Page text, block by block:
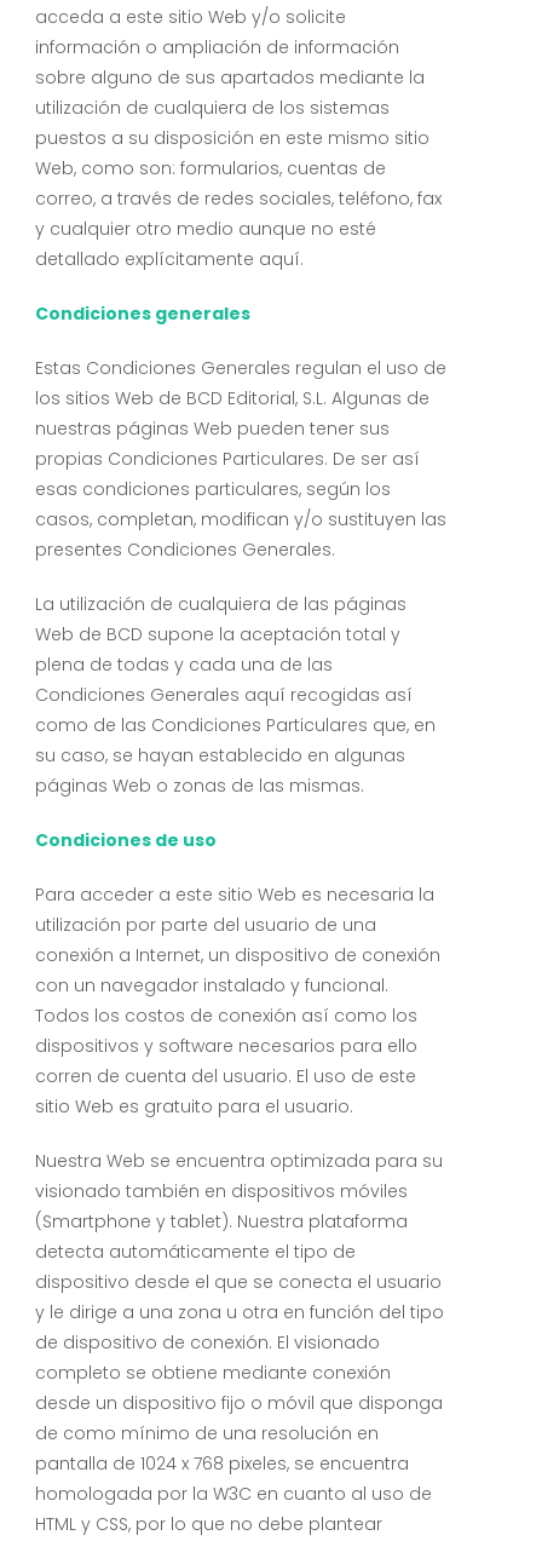
acceda a este sitio Web y/o solicite
información o ampliación de información
sobre alguno de sus apartados mediante la
utilización de cualquiera de los sistemas
puestos a su disposición en este mismo sitio
Web, como son: formularios, cuentas de
correo, a través de redes sociales, teléfono, fax
y cualquier otro medio aunque no esté
detallado explícitamente aquí.
Condiciones generales
Estas Condiciones Generales regulan el uso de
los sitios Web de BCD Editorial, S.L. Algunas de
nuestras páginas Web pueden tener sus
propias Condiciones Particulares. De ser así
esas condiciones particulares, según los
casos, completan, modifican y/o sustituyen las
presentes Condiciones Generales.
La utilización de cualquiera de las páginas
Web de BCD supone la aceptación total y
plena de todas y cada una de las
Condiciones Generales aquí recogidas así
como de las Condiciones Particulares que, en
su caso, se hayan establecido en algunas
páginas Web o zonas de las mismas.
Condiciones de uso
Para acceder a este sitio Web es necesaria la
utilización por parte del usuario de una
conexión a Internet, un dispositivo de conexión
con un navegador instalado y funcional.
Todos los costos de conexión así como los
dispositivos y software necesarios para ello
corren de cuenta del usuario. El uso de este
sitio Web es gratuito para el usuario.
Nuestra Web se encuentra optimizada para su
visionado también en dispositivos móviles
(Smartphone y tablet). Nuestra plataforma
detecta automáticamente el tipo de
dispositivo desde el que se conecta el usuario
y le dirige a una zona u otra en función del tipo
de dispositivo de conexión. El visionado
completo se obtiene mediante conexión
desde un dispositivo fijo o móvil que disponga
de como mínimo de una resolución en
pantalla de 1024 x 768 pixeles, se encuentra
homologada por la W3C en cuanto al uso de
HTML y CSS, por lo que no debe plantear